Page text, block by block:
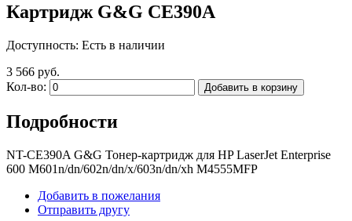
Картридж G&G CE390A
Доступность: Есть в наличии
3 566 руб.
Кол-во:
Добавить в корзину
Подробности
NT-CE390A G&G Тонер-картридж для HP LaserJet Enterprise
600 M601n/dn/602n/dn/x/603n/dn/xh M4555MFP
Добавить в пожелания
Отправить другу